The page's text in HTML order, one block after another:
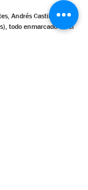
Andrés Castillero (14
todo enmarcado en el